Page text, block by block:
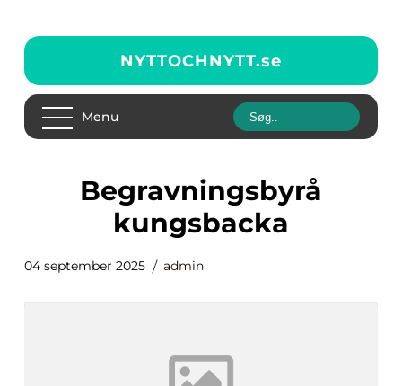
NYTTOCHNYTT.se
Menu
begravningsbyrå
kungsbacka
04 september 2025 admin